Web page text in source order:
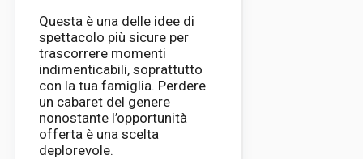
Questa è una delle idee di
spettacolo più sicure per
trascorrere momenti
indimenticabili, soprattutto
con la tua famiglia. Perdere
un cabaret del genere
nonostante l’opportunità
offerta è una scelta
deplorevole.